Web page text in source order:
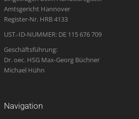
windowwindowwindow
new
Amtsgericht Hannover
Register-Nr. HRB 4133
UST.-ID-NUMMER: DE 115 676 709
Geschäftsführung:
Dr. oec. HSG Max-Georg Büchner
Michael Hühn
Navigation